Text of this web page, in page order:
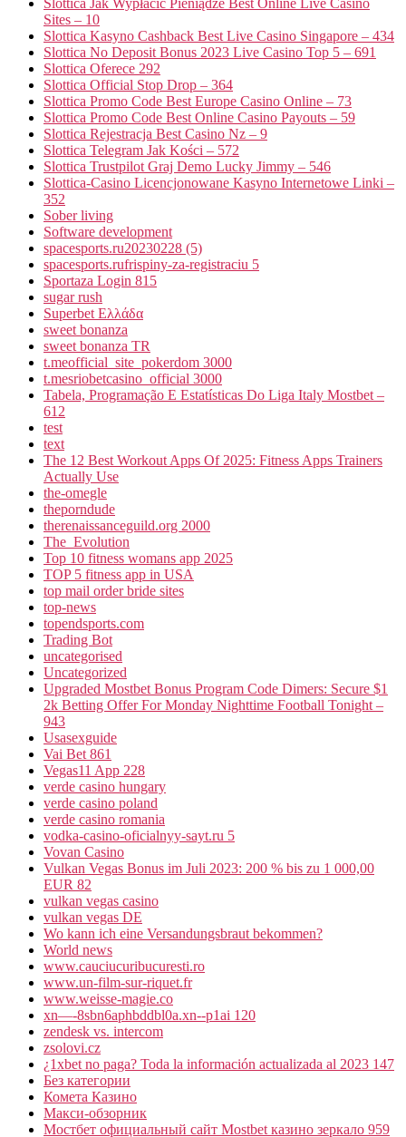
Sites – 10
Slottica Kasyno Cashback Best Live Casino Singapore – 434
Slottica No Deposit Bonus 2023 Live Casino Top 5 – 691
Slottica Oferece 292
Slottica Official Stop Drop – 364
Slottica Promo Code Best Europe Casino Online – 73
Slottica Promo Code Best Online Casino Payouts – 59
Slottica Rejestracja Best Casino Nz – 9
Slottica Telegram Jak Kości – 572
Slottica Trustpilot Graj Demo Lucky Jimmy – 546
Slottica-Casino Licencjonowane Kasyno Internetowe Linki –
352
Sober living
Software development
spacesports.ru20230228 (5)
spacesports.rufrispiny-za-registraciu 5
Sportaza Login 815
sugar rush
Superbet Ελλάδα
sweet bonanza
sweet bonanza TR
t.meofficial_site_pokerdom 3000
t.mesriobetcasino_official 3000
Tabela, Programação E Estatísticas Do Liga Italy Mostbet –
612
test
text
The 12 Best Workout Apps Of 2025: Fitness Apps Trainers
Actually Use
the-omegle
theporndude
therenaissanceguild.org 2000
The_Evolution
Top 10 fitness womans app 2025
TOP 5 fitness app in USA
top mail order bride sites
top-news
topendsports.com
Trading Bot
uncategorised
Uncategorized
Upgraded Mostbet Bonus Program Code Dimers: Secure $1
2k Betting Offer For Monday Nighttime Football Tonight –
943
Usasexguide
Vai Bet 861
Vegas11 App 228
verde casino hungary
verde casino poland
verde casino romania
vodka-casino-oficialnyy-sayt.ru 5
Vovan Casino
Vulkan Vegas Bonus im Juli 2023: 200 % bis zu 1 000,00
EUR 82
vulkan vegas casino
vulkan vegas DE
Wo kann ich eine Versandungsbraut bekommen?
World news
www.cauciucuribucuresti.ro
www.un-film-sur-riquet.fr
www.weisse-magie.co
xn—-8sbn6aphbddbl0a.xn--p1ai 120
zendesk vs. intercom
zsolovi.cz
¿1xbet no paga? Toda la información actualizada al 2023 147
Без категории
Комета Казино
Макси-обзорник
Мостбет официальный сайт Mostbet казино зеркало 959